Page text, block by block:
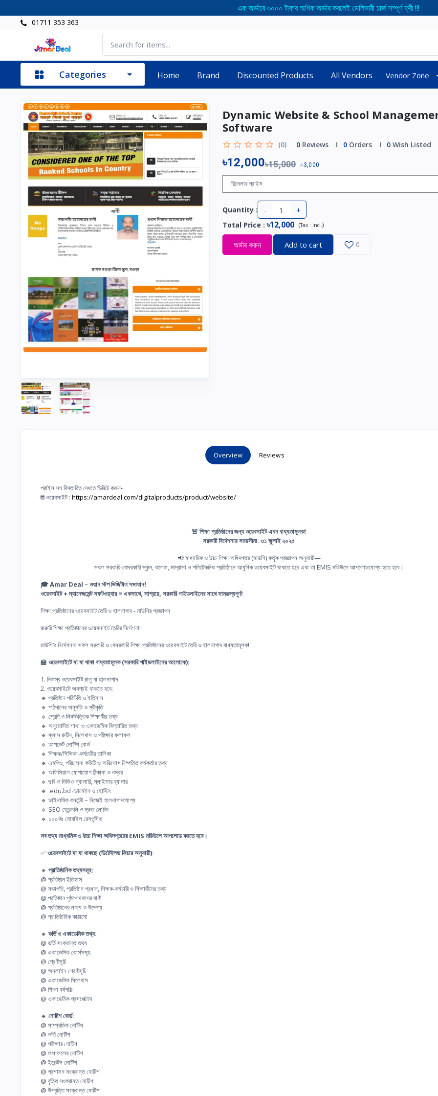
এক অর্ডারে ৩০০০ টাকার অধিক অর্ডার করলেই ডেলিভারী চার্জ সম্পূর্ণ ফ্রী !!!
01711 353 363
Categories Home Brand Discounted Products All Vendors Vendor Zone
Dynamic Website & School
Software
(0) 0Reviews 0Orders 0Wish Listed
৳12,000৳15,000 -৳3,000
রিসেলার প্রাইস
Quantity : - +
Total Price : ৳12,000 (Tax : incl. )
অর্ডার করুন Add to cart 0
Overview Reviews
প্রাইস সহ বিস্তারিত দেখতে ভিজিট করুন-
🌐 ওয়েবসাইট : https://amardeal.com/digitalproducts/product/website/
🚨 শিক্ষা প্রতিষ্ঠানের জন্য ওয়েবসাইট এখন বাধ্যতামূলক!
সরকারী নির্দেশনায় সময়সীমা: ৩১ জুলাই ২০২৫
📢 মাধ্যমিক ও উচ্চ শিক্ষা অধিদপ্তর (মাউশি) কর্তৃক প্রজ্ঞাপন অনুযায়ী—
সকল সরকারি-বেসরকারি স্কুল, কলেজ, মাদ্রাসা ও পলিটেকনিক প্রতিষ্ঠানে আধুনিক ওয়েবসাইট থাকতে হবে এবং তা EMIS মডিউলে আপলোডযোগ্য হতে হবে।
🎓 Amar Deal – ওয়ান স্টপ ডিজিটাল সমাধান!
ওয়েবসাইট + ম্যানেজমেন্ট সফটওয়্যার = একসাথে, সাশ্রয়ে, সরকারি গাইডলাইনের সাথে সামঞ্জস্যপূর্ণ!
শিক্ষা প্রতিষ্ঠানের ওয়েবসাইট তৈরি ও হালনাগাদ - মাউশির প্রজ্ঞাপন
জরুরি শিক্ষা প্রতিষ্ঠানের ওয়েবসাইট তৈরির নির্দেশনা!
মাউশি’র নির্দেশনায় সকল সরকারি ও বেসরকারি শিক্ষা প্রতিষ্ঠানের ওয়েবসাইট তৈরি ও হালনাগাদ বাধ্যতামূলক!
🏫 ওয়েবসাইটে যা যা থাকা বাধ্যতামূলক (সরকারি গাইডলাইনের আলোকে):
1. নিজস্ব ওয়েবসাইট চালু বা হালনাগাদ
2. ওয়েবসাইটে অবশ্যই থাকতে হবে:
🔹 প্রতিষ্ঠান পরিচিতি ও ইতিহাস
🔹 পাঠদানের অনুমতি ও স্বীকৃতি
🔹 শ্রেণি ও লিঙ্গভিত্তিক শিক্ষার্থীর তথ্য
🔹 অনুমোদিত শাখা ও একাডেমিক বিস্তারিত তথ্য
🔹 ক্লাস রুটিন, সিলেবাস ও পরীক্ষার ফলাফল
🔹 আপডেট নোটিশ বোর্ড
🔹 শিক্ষক/শিক্ষিকা-কর্মচারীর তালিকা
🔹 এমপিও, পরিচালনা কমিটি ও অভিযোগ নিষ্পত্তি কর্মকর্তার তথ্য
🔹 অফিসিয়াল যোগাযোগ ঠিকানা ও নম্বর
🔹 ছবি ও ভিডিও গ্যালারি, স্লাইডার ব্যানার
🔹 .edu.bd ডোমেইন ও হোস্টিং
🔹 ডাইনামিক কনটেন্ট – নিজেই হালনাগাদযোগ্য
🔹 SEO ফ্রেন্ডলি ও দ্রুত লোডিং
🔹 ১০০% মোবাইল রেসপন্সিভ
সব তথ্য মাধ্যমিক ও উচ্চ শিক্ষা অধিদপ্তরের EMIS মডিউলে আপলোড করতে হবে।
✅ওয়েবসাইটে যা যা থাকছে (ডিটেইলড ফিচার অনুযায়ী):
🔸 প্রাতিষ্ঠানিক তথ্যসমূহ:
@ প্রতিষ্ঠান ইতিহাস
@ সভাপতি, প্রতিষ্ঠান প্রধান, শিক্ষক-কর্মচারী ও শিক্ষার্থীদের তথ্য
@ প্রতিষ্ঠান পৃষ্ঠপোষকদের বাণী
@ প্রতিষ্ঠানের লক্ষ্য ও উদ্দেশ্য
@ প্রাতিষ্ঠানিক কাঠামো
🔸 ভর্তি ও একাডেমিক তথ্য:
@ ভর্তি সংক্রান্ত তথ্য
@ একাডেমিক কোর্সসমূহ
@ শ্রেণীসূচি
@ অনলাইন শ্রেণীসূচি
@ একাডেমিক সিলেবাস
@ শিক্ষা বর্ষপঞ্জি
@ একাডেমিক প্রসপেক্টাস
🔸 নোটিশ বোর্ড:
@ সাম্প্রতিক নোটিস
@ ভর্তি নোটিশ
@ পরীক্ষার নোটিশ
@ ফলাফলের নোটিশ
@ ইভেন্টস নোটিশ
@ প্রশাসন সংক্রান্ত নোটিশ
@ বৃত্তি সংক্রান্ত নোটিশ
@ উপবৃত্তি সংক্রান্ত নোটিশ